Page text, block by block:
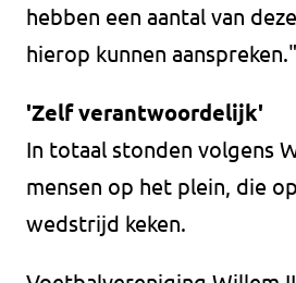
hebben een aantal van
hierop kunnen aanspreken."
'Zelf verantwoordelijk'
In totaal stonden volgens
mensen op het plein, die
wedstrijd keken.